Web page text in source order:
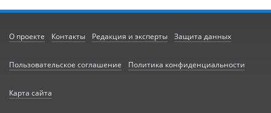
О проекте Контакты Редакция и эксперты Защита данных
Пользовательское соглашение Политика конфиденциальности
Карта сайта